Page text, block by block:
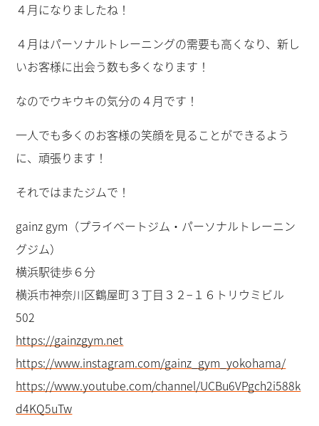
４月になりましたね！
４月はパーソナルトレーニングの需要も高くなり、新し
いお客様に出会う数も多くなります！
なのでウキウキの気分の４月です！
一人でも多くのお客様の笑顔を見ることができるよう
に、頑張ります！
それではまたジムで！
gainz gym（プライベートジム・パーソナルトレーニン
グジム）
横浜駅徒歩６分
横浜市神奈川区鶴屋町３丁目３２−１６トリウミビル
502
https://gainzgym.net
https://www.instagram.com/gainz_gym_yokohama/
https://www.youtube.com/channel/UCBu6VPgch2i588k
d4KQ5uTw